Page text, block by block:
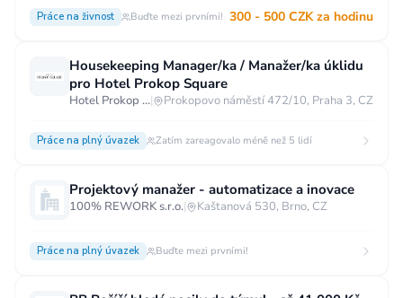
Práce na živnost Buďte mezi prvními! 300 - 500 CZK za hodinu
Housekeeping Manager/ka / Manažer/ka úklidu
pro Hotel Prokop Square
Hotel Prokop Square****| Prokopovo náměstí 472/10, Praha 3, CZ
Práce na plný úvazek Zatím zareagovalo méně než 5 lidí
Projektový manažer - automatizace a inovace
100% REWORK s.r.o.| Kaštanová 530, Brno, CZ
Práce na plný úvazek Buďte mezi prvními!
40 000 CZK a více
60 000 CZK a více
Ostatní mzdy
za hodinu za manday
Práce na plný úvazek
Práce na zkrácený úvazek
Krátkodobá práce